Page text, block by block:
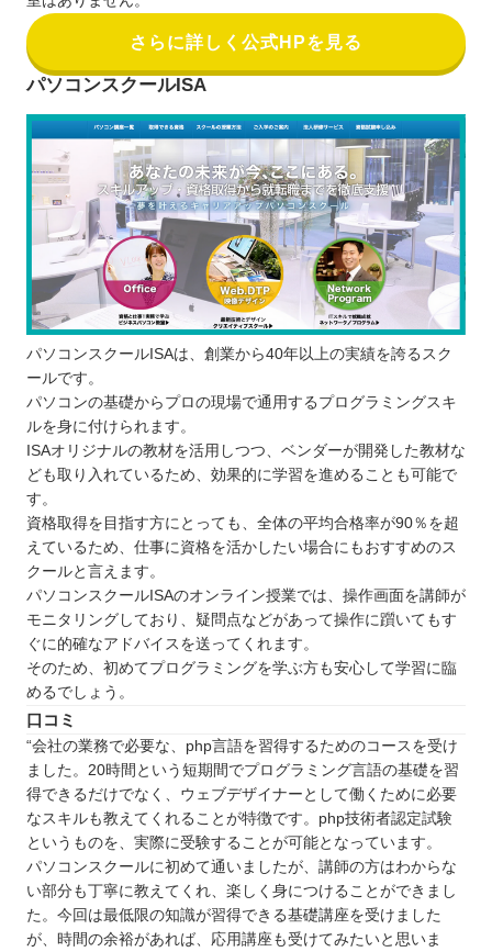
さらに詳しく公式HPを見る
パソコンスクールISA
パソコンスクールISAは、創業から40年以上の実績を誇るスク
ールです。
パソコンの基礎からプロの現場で通用するプログラミングスキ
ルを身に付けられます。
ISAオリジナルの教材を活用しつつ、ベンダーが開発した教材な
ども取り入れているため、効果的に学習を進めることも可能で
す。
資格取得を目指す方にとっても、全体の平均合格率が90％を超
えているため、仕事に資格を活かしたい場合にもおすすめのス
クールと言えます。
パソコンスクールISAのオンライン授業では、操作画面を講師が
モニタリングしており、疑問点などがあって操作に躓いてもす
ぐに的確なアドバイスを送ってくれます。
そのため、初めてプログラミングを学ぶ方も安心して学習に臨
めるでしょう。
口コミ
“会社の業務で必要な、php言語を習得するためのコースを受け
ました。20時間という短期間でプログラミング言語の基礎を習
得できるだけでなく、ウェブデザイナーとして働くために必要
なスキルも教えてくれることが特徴です。php技術者認定試験
というものを、実際に受験することが可能となっています。
パソコンスクールに初めて通いましたが、講師の方はわからな
い部分も丁寧に教えてくれ、楽しく身につけることができまし
た。今回は最低限の知識が習得できる基礎講座を受けました
が、時間の余裕があれば、応用講座も受けてみたいと思いま